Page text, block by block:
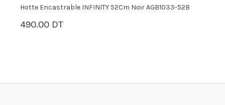
Hotte Encastrable INFINITY 52Cm Noir AGB1033-52B
490.00 DT
PANIER